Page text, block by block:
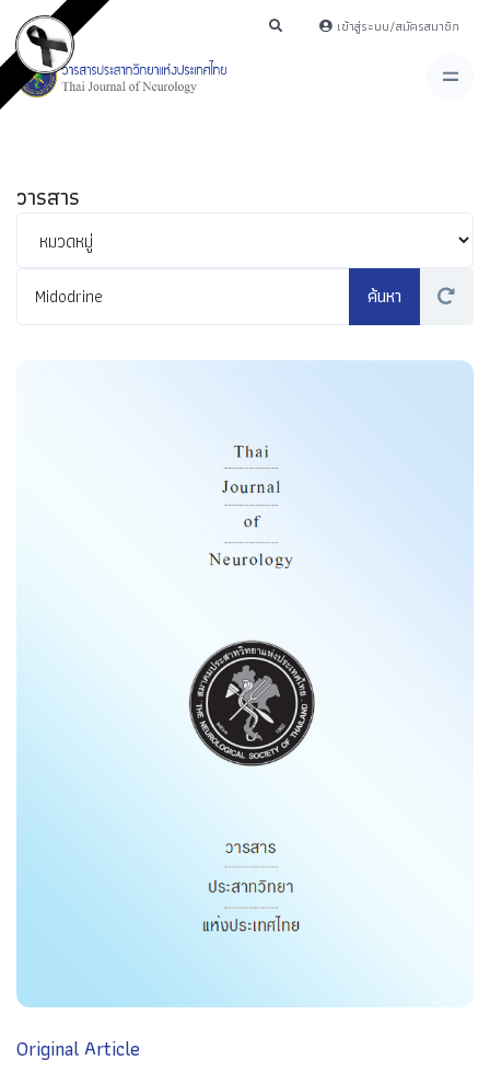
เข้าสู่ระบบ/สมัครสมาชิก
วารสาร
Original Article